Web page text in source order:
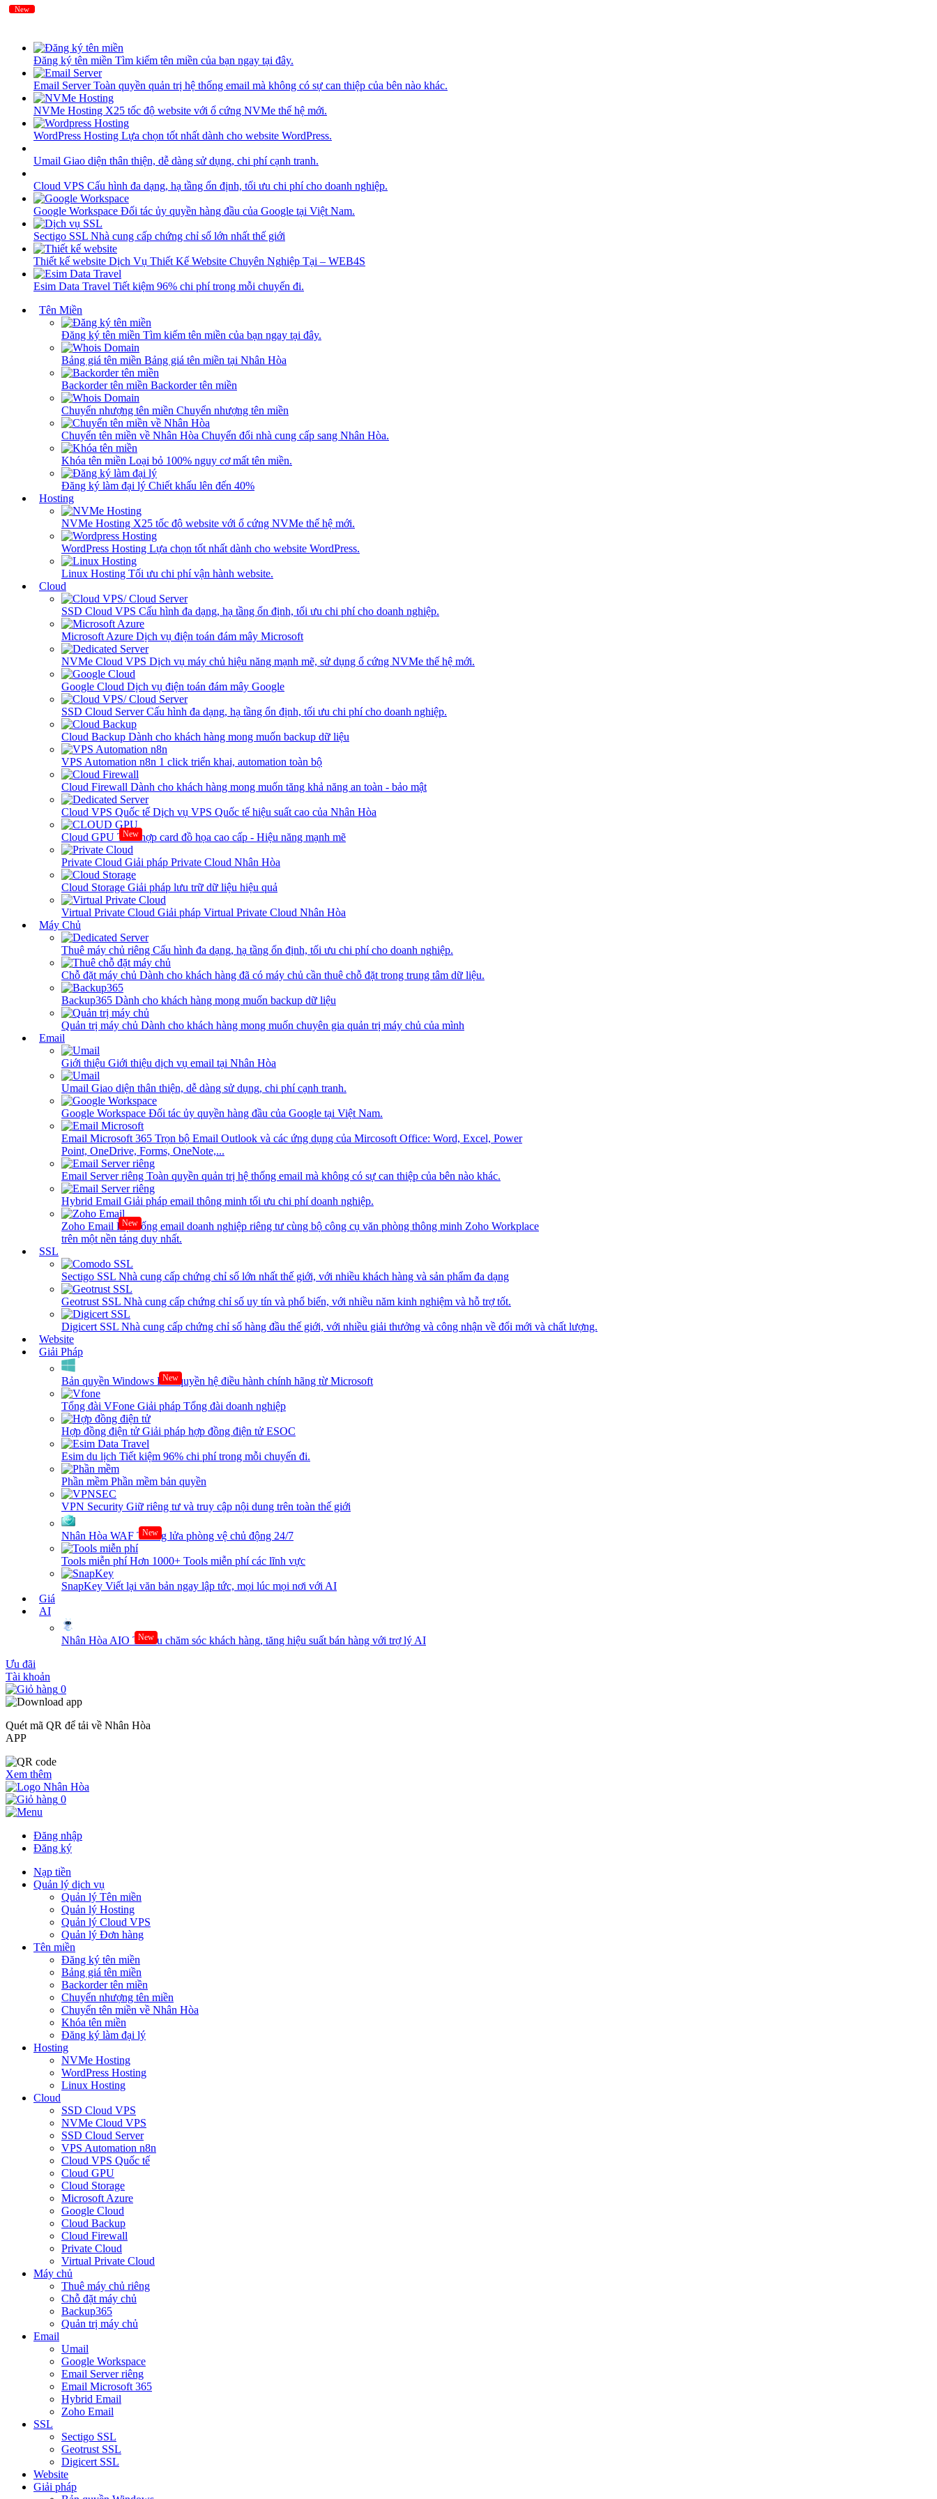
Đăng ký tên miền Tìm kiếm tên miền của bạn ngay tại đây.
Email ServerToàn quyền quản trị hệ thống email mà không có sự can thiệp của bên nào khác.
NVMe Hosting X25 tốc độ website với ổ cứng NVMe thế hệ mới.
WordPress Hosting Lựa chọn tốt nhất dành cho website WordPress.
Umail Giao diện thân thiện, dễ dàng sử dụng, chi phí cạnh tranh.
Cloud VPS Cấu hình đa dạng, hạ tầng ổn định, tối ưu chi phí cho doanh nghiệp.
Google Workspace Đối tác ủy quyền hàng đầu của Google tại Việt Nam.
Sectigo SSL Nhà cung cấp chứng chỉ số lớn nhất thế giới
Thiết kế website Dịch Vụ Thiết Kế Website Chuyên Nghiệp Tại – WEB4S
Esim Data Travel Tiết kiệm 96% chi phí trong mỗi chuyến đi.
Tên Miền
Đăng ký tên miền Tìm kiếm tên miền của bạn ngay tại đây.
Bảng giá tên miền Bảng giá tên miền tại Nhân Hòa
Backorder tên miền Backorder tên miền
Chuyển nhượng tên miền Chuyển nhượng tên miền
Chuyển tên miền về Nhân Hòa Chuyển đổi nhà cung cấp sang Nhân Hòa.
Khóa tên miền Loại bỏ 100% nguy cơ mất tên miền.
Đăng ký làm đại lý Chiết khấu lên đến 40%
Hosting
NVMe Hosting X25 tốc độ website với ổ cứng NVMe thế hệ mới.
WordPress Hosting Lựa chọn tốt nhất dành cho website WordPress.
Linux Hosting Tối ưu chi phí vận hành website.
New
Cloud
SSD Cloud VPS Cấu hình đa dạng, hạ tầng ổn định, tối ưu chi phí cho doanh nghiệp.
Microsoft Azure Dịch vụ điện toán đám mây Microsoft
NVMe Cloud VPS Dịch vụ máy chủ hiệu năng mạnh mẽ, sử dụng ổ cứng NVMe thế hệ mới.
Google Cloud Dịch vụ điện toán đám mây Google
SSD Cloud ServerCấu hình đa dạng, hạ tầng ổn định, tối ưu chi phí cho doanh nghiệp.
Cloud Backup Dành cho khách hàng mong muốn backup dữ liệu
VPS Automation n8n 1 click triển khai, automation toàn bộ
Cloud Firewall Dành cho khách hàng mong muốn tăng khả năng an toàn - bảo mật
Cloud VPS Quốc tế Dịch vụ VPS Quốc tế hiệu suất cao của Nhân Hòa
Cloud GPU New
Tích hợp card đồ họa cao cấp - Hiệu năng mạnh mẽ
Private Cloud Giải pháp Private Cloud Nhân Hòa
Cloud Storage Giải pháp lưu trữ dữ liệu hiệu quả
Virtual Private Cloud Giải pháp Virtual Private Cloud Nhân Hòa
Máy Chủ
Thuê máy chủ riêng Cấu hình đa dạng, hạ tầng ổn định, tối ưu chi phí cho doanh nghiệp.
Chỗ đặt máy chủ Dành cho khách hàng đã có máy chủ cần thuê chỗ đặt trong trung tâm dữ liệu.
Backup365 Dành cho khách hàng mong muốn backup dữ liệu
Quản trị máy chủ Dành cho khách hàng mong muốn chuyên gia quản trị máy chủ của mình
New
Email
Giới thiệu Giới thiệu dịch vụ email tại Nhân Hòa
Umail Giao diện thân thiện, dễ dàng sử dụng, chi phí cạnh tranh.
Google Workspace Đối tác ủy quyền hàng đầu của Google tại Việt Nam.
Email Microsoft 365 Trọn bộ Email Outlook và các ứng dụng của Mircosoft Office: Word, Excel, Power
Point, OneDrive, Forms, OneNote,...
Email Server riêng Toàn quyền quản trị hệ thống email mà không có sự can thiệp của bên nào khác.
Hybrid Email Giải pháp email thông minh tối ưu chi phí doanh nghiệp.
Zoho Email New
Hệ thống email doanh nghiệp riêng tư cùng bộ công cụ văn phòng thông minh Zoho Workplace
trên một nền tảng duy nhất.
SSL
Sectigo SSL Nhà cung cấp chứng chỉ số lớn nhất thế giới, với nhiều khách hàng và sản phẩm đa dạng
Geotrust SSL Nhà cung cấp chứng chỉ số uy tín và phổ biến, với nhiều năm kinh nghiệm và hỗ trợ tốt.
Digicert SSL Nhà cung cấp chứng chỉ số hàng đầu thế giới, với nhiều giải thưởng và công nhận về đổi mới và chất lượng.
Website
Giải Pháp
Bản quyền Windows New
Bản quyền hệ điều hành chính hãng từ Microsoft
Tổng đài VFone Giải pháp Tổng đài doanh nghiệp
Hợp đồng điện tử Giải pháp hợp đồng điện tử ESOC
Esim du lịch Tiết kiệm 96% chi phí trong mỗi chuyến đi.
Phần mềm Phần mềm bản quyền
VPN Security Giữ riêng tư và truy cập nội dung trên toàn thế giới
Nhân Hòa WAF New
Tường lửa phòng vệ chủ động 24/7
Tools miễn phíHơn 1000+ Tools miễn phí các lĩnh vực
SnapKey Viết lại văn bản ngay lập tức, mọi lúc mọi nơi với AI
Giá
AI
Nhân Hòa AIO New
Tối ưu chăm sóc khách hàng, tăng hiệu suất bán hàng với trợ lý AI
Ưu đãi
Tài khoản
0
Quét mã QR để tải về Nhân Hòa
APP
Xem thêm
0
Đăng nhập
Đăng ký
Nạp tiền
Quản lý dịch vụ
Quản lý Tên miền
Quản lý Hosting
Quản lý Cloud VPS
Quản lý Đơn hàng
Tên miền
Đăng ký tên miền
Bảng giá tên miền
Backorder tên miền
Chuyển nhượng tên miền
Chuyển tên miền về Nhân Hòa
Khóa tên miền
Đăng ký làm đại lý
Hosting
NVMe Hosting
WordPress Hosting
Linux Hosting
Cloud
SSD Cloud VPS
NVMe Cloud VPS
SSD Cloud Server
VPS Automation n8n
Cloud VPS Quốc tế
Cloud GPU
Cloud Storage
Microsoft Azure
Google Cloud
Cloud Backup
Cloud Firewall
Private Cloud
Virtual Private Cloud
Máy chủ
Thuê máy chủ riêng
Chỗ đặt máy chủ
Backup365
Quản trị máy chủ
Email
Umail
Google Workspace
Email Server riêng
Email Microsoft 365
Hybrid Email
Zoho Email
SSL
Sectigo SSL
Geotrust SSL
Digicert SSL
Website
Giải pháp